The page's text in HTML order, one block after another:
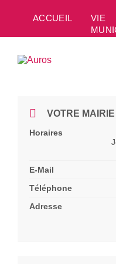
sidebar
ACCUEIL
VIE
VOTRE MAIRIE
Horaires
E-Mail
Téléphone
Adresse